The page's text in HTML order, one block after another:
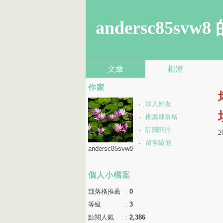
andersc85svw8
文章 相簿
作家
加入好友
推薦部落格
訂閱關注
留言給他
andersc85svw8
個人小檔案
部落格推薦 ： 0
等級
： 3
點閱人氣
： 2,386